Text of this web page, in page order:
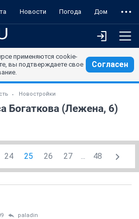
Новости Погода Дом
применяются cookie-
вы подтверждаете свое
Согласен
Новостройки
Богаткова (Лежена, 6)
24 25 26 27 ... 48
paladin